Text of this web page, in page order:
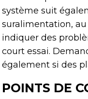
système suit
suralimentation,
indiquer des
court essai.
également si des
POINTS DE